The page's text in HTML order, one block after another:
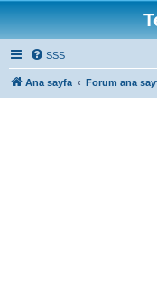
SSS
Ana sayfa Forum ana